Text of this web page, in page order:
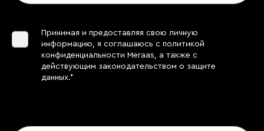
Принимая и предоставляя свою личную
информацию, я соглашаюсь с политикой
конфиденциальности Meraas, а также с
действующим законодательством о защите
данных.*